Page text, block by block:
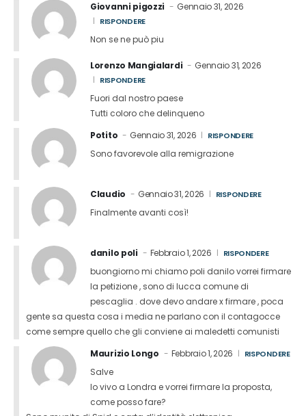
Giovanni pigozzi Gennaio 31, 2026
RISPONDERE
Non se ne può piu
Lorenzo Mangialardi Gennaio 31, 2026
RISPONDERE
Fuori dal nostro paese
Tutti coloro che delinqueno
Potito
Gennaio 31, 2026 RISPONDERE
Sono favorevole alla remigrazione
Claudio Gennaio 31, 2026 RISPONDERE
Finalmente avanti così!
danilo poli Febbraio 1, 2026 RISPONDERE
buongiorno mi chiamo poli danilo vorrei firmare
la petizione , sono di lucca comune di
pescaglia . dove devo andare x firmare , poca
gente sa questa cosa i media ne parlano con il contagocce
come sempre quello che gli conviene ai maledetti comunisti
Maurizio Longo
Febbraio 1, 2026 RISPONDERE
Salve
Io vivo a Londra e vorrei firmare la proposta,
come posso fare?